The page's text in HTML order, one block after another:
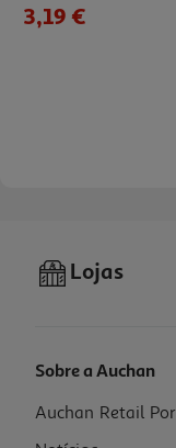
3,19 €
Comida Húmida Cão
Lojas
Sobre a Auchan
Auchan Retail